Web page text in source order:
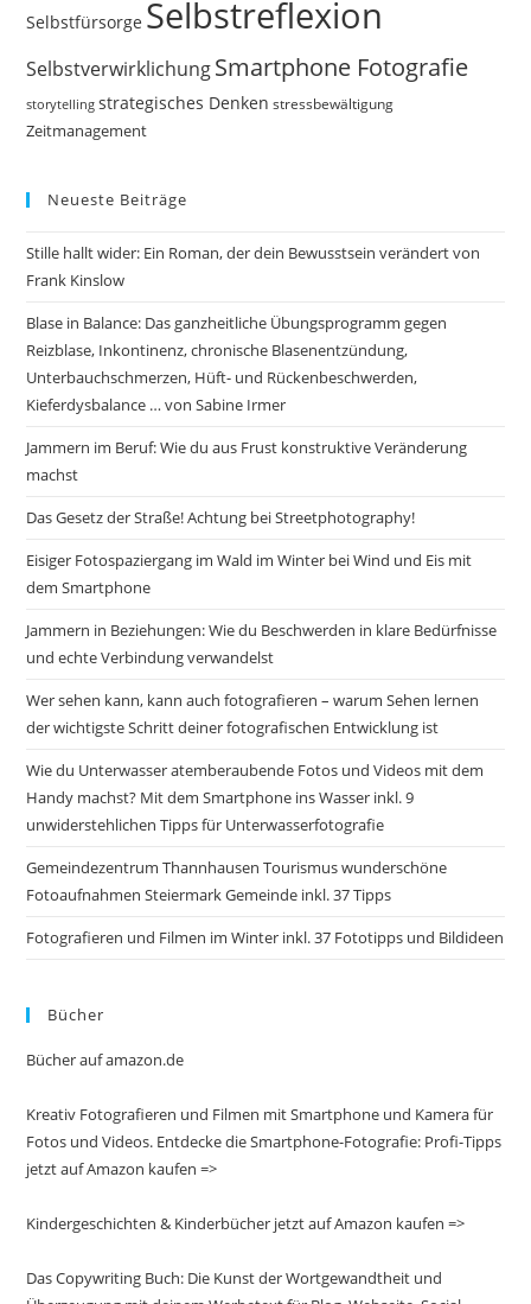
Selbstfürsorge Selbstreflexion
SelbstverwirklichungSmartphone Fotografie
storytelling strategisches Denken stressbewältigung
Zeitmanagement
Neueste Beiträge
Stille hallt wider: Ein Roman, der dein Bewusstsein verändert von
Frank Kinslow
Blase in Balance: Das ganzheitliche Übungsprogramm gegen
Reizblase, Inkontinenz, chronische Blasenentzündung,
Unterbauchschmerzen, Hüft- und Rückenbeschwerden,
Kieferdysbalance … von Sabine Irmer
Jammern im Beruf: Wie du aus Frust konstruktive Veränderung
machst
Das Gesetz der Straße! Achtung bei Streetphotography!
Eisiger Fotospaziergang im Wald im Winter bei Wind und Eis mit
dem Smartphone
Jammern in Beziehungen: Wie du Beschwerden in klare Bedürfnisse
und echte Verbindung verwandelst
Wer sehen kann, kann auch fotografieren – warum Sehen lernen
der wichtigste Schritt deiner fotografischen Entwicklung ist
Wie du Unterwasser atemberaubende Fotos und Videos mit dem
Handy machst? Mit dem Smartphone ins Wasser inkl. 9
unwiderstehlichen Tipps für Unterwasserfotografie
Gemeindezentrum Thannhausen Tourismus wunderschöne
Fotoaufnahmen Steiermark Gemeinde inkl. 37 Tipps
Fotografieren und Filmen im Winter inkl. 37 Fototipps und Bildideen
Bücher
Bücher auf amazon.de
Kreativ Fotografieren und Filmen mit Smartphone und Kamera für
Fotos und Videos. Entdecke die Smartphone-Fotografie: Profi-Tipps
jetzt auf Amazon kaufen =>
Kindergeschichten & Kinderbücher jetzt auf Amazon kaufen =>
Das Copywriting Buch: Die Kunst der Wortgewandtheit und